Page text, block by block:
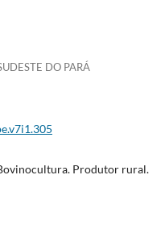
DO PARÁ
Produtor rural.